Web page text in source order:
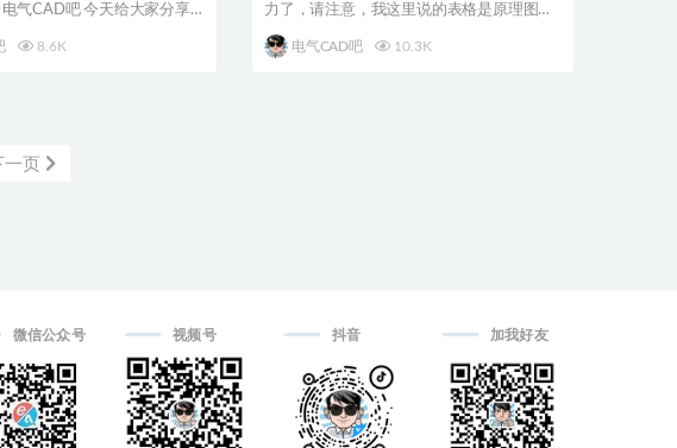
气CAD吧 今天给大家分享
8.6K
力了，请注意，我这里说的表格是原理图中
电气CAD吧
10.3K
一页
微信公众号 视频号 抖音 加我好友